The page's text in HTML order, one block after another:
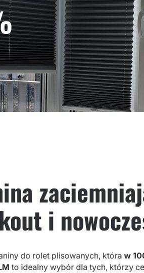
i
do rolet plisowanych, któraw
to idealny wybór dla tych, którzy